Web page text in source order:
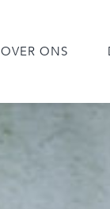
OVER ONS